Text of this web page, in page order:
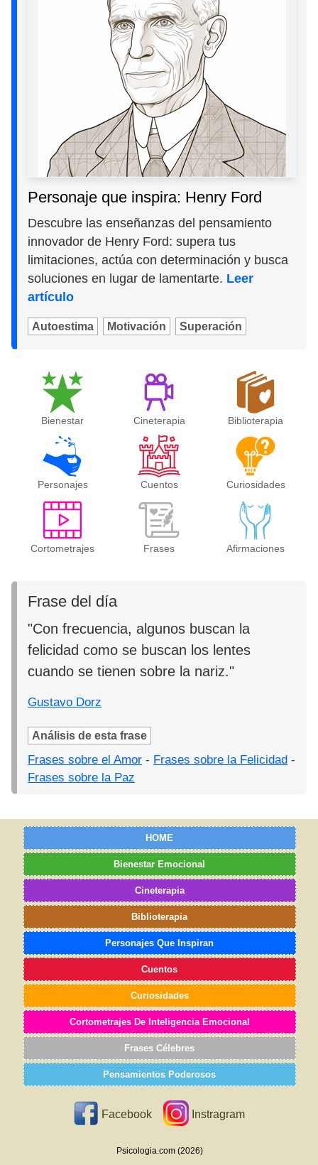
Personaje que inspira: Henry Ford
Descubre las enseñanzas del pensamiento
innovador de Henry Ford: supera tus
limitaciones, actúa con determinación y busca
soluciones en lugar de lamentarte. Leer
artículo
Autoestima Motivación Superación
Bienestar Cineterapia Biblioterapia
Personajes Cuentos Curiosidades
Cortometrajes Frases Afirmaciones
Frase del día
"Con frecuencia, algunos buscan la
felicidad como se buscan los lentes
cuando se tienen sobre la nariz."
Gustavo Dorz
Análisis de esta frase
Frases sobre el Amor - Frases sobre la Felicidad -
Frases sobre la Paz
HOME
Bienestar Emocional
Cineterapia
Biblioterapia
Personajes Que Inspiran
Cuentos
Curiosidades
Cortometrajes De Inteligencia Emocional
Frases Célebres
Pensamientos Poderosos
Facebook Instragram
Psicologia.com (2026)